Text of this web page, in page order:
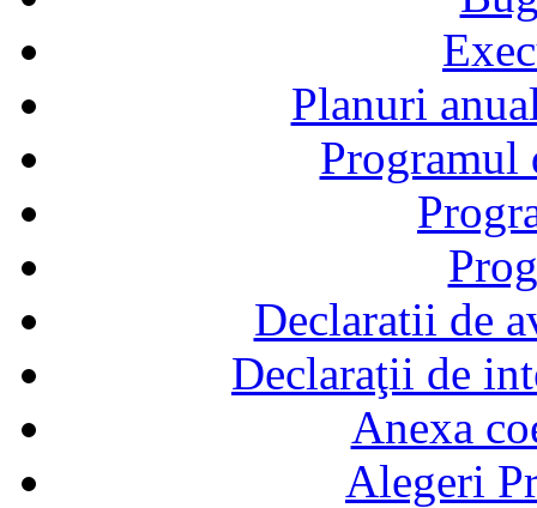
Planuri
Declaratii de
Declaraţii de
Anexa
Alegeri